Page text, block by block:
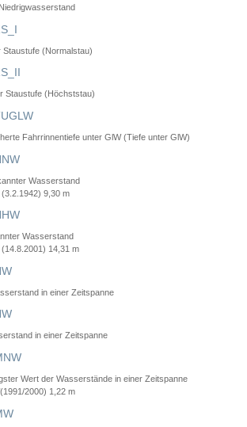
Staustufe (Normalstau)
Staustufe (Höchststau)
Fahrrinnentiefe unter GlW (Tiefe unter GlW)
Wasserstand
(3.2.1942) 9,30 m
Wasserstand
(14.8.2001) 14,31 m
in einer Zeitspanne
in einer Zeitspanne
Wert der Wasserstände in einer Zeitspanne
2000) 1,22 m